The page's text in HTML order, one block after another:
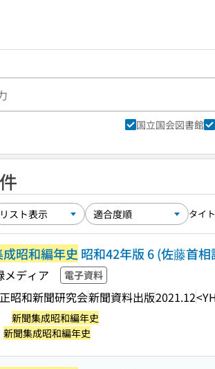
国立国会図書館
タイ
昭和編年史 昭和42年版 6 (佐藤首相
メディア 電子資料
昭和新聞研究会新聞資料出版2021.12
新聞集成昭和編年史
新聞集成昭和編年史